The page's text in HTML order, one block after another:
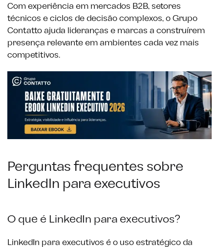
Com experiência em mercados B2B, setores
técnicos e ciclos de decisão complexos, o Grupo
Contatto ajuda lideranças e marcas a construírem
presença relevante em ambientes cada vez mais
competitivos.
Perguntas frequentes sobre
LinkedIn para executivos
O que é LinkedIn para executivos?
LinkedIn para executivos é o uso estratégico da